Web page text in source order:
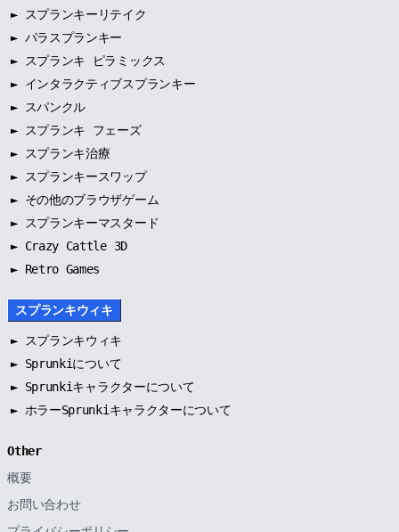
► スプランキーリテイク
► パラスプランキー
► スプランキ ピラミックス
► インタラクティブスプランキー
► スパンクル
► スプランキ フェーズ
► スプランキ治療
► スプランキースワップ
► その他のブラウザゲーム
► スプランキーマスタード
► Crazy Cattle 3D
► Retro Games
スプランキウィキ
► スプランキウィキ
► Sprunkiについて
► Sprunkiキャラクターについて
► ホラーSprunkiキャラクターについて
Other
概要
お問い合わせ